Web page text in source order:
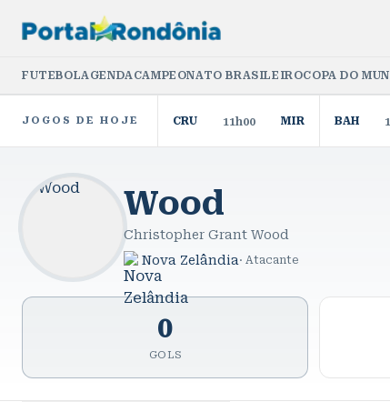
FUTEBOLAGENDACAMPEONATO BRASILEIROCOPA DO
JOGOS DE HOJE CRU 11h00 MIR BAH
Wood
Christopher Grant Wood
Nova Zelândia · Atacante
0
GOLS